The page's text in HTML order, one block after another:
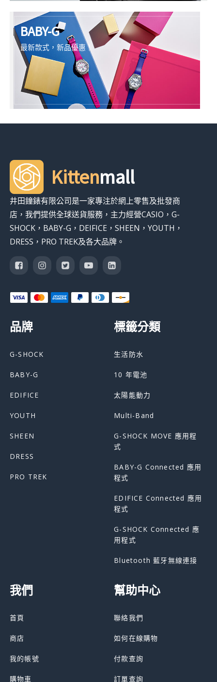
BABY-G
最新款式，新品優惠！
Kittenmall
井田鐘錶有限公司是一家專注於網上零售及批發商
店，我們提供全球送貨服務，主力經營CASIO，G-
SHOCK，BABY-G，DEIFICE，SHEEN，YOUTH，
DRESS，PRO TREK及各大品牌。
品牌
G-SHOCK
BABY-G
EDIFICE
YOUTH
SHEEN
DRESS
PRO TREK
標籤分類
生活防水
10 年電池
太陽能動力
Multi-Band
G-SHOCK MOVE 應用程
式
BABY-G Connected 應用
程式
EDIFICE Connected 應用
程式
G-SHOCK Connected 應
用程式
Bluetooth 藍牙無線連接
我們
首頁
商店
我的帳號
購物車
幫助中心
聯絡我們
如何在線購物
付款查詢
訂單查詢